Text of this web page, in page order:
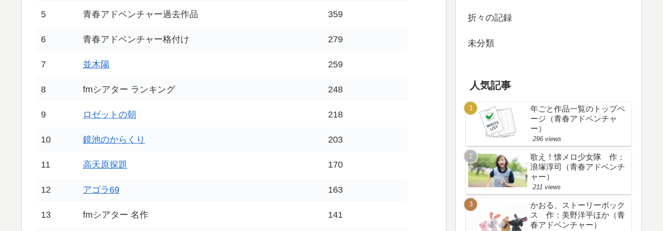
5 青春アドベンチャー過去作品 359
6 青春アドベンチャー格付け 279
7 並木陽 259
8 fmシアター ランキング 248
9 ロゼットの朝 218
10 鏡池のからくり 203
11 高天原探題 170
12 アゴラ69 163
13 fmシアター 名作 141
折々の記録
未分類
人気記事
年ごと作品一覧のトップペ
ージ（青春アドベンチャ
ー）
296 views
歌え！懐メロ少女隊 作：
浪塚淳司（青春アドベンチ
ャー）
211 views
かおる、ストーリーボック
ス 作：美野洋平ほか（青
春アドベンチャー）